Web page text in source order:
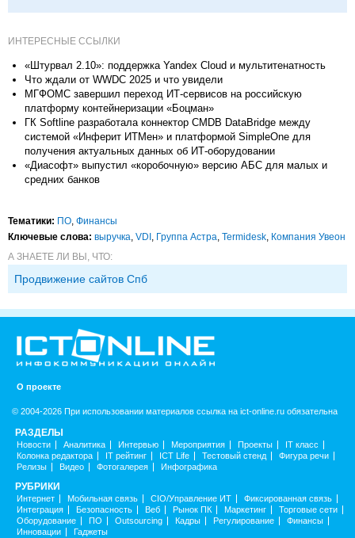
ИНТЕРЕСНЫЕ ССЫЛКИ
«Штурвал 2.10»: поддержка Yandex Cloud и мультитенатность
Что ждали от WWDC 2025 и что увидели
МГФОМС завершил переход ИТ-сервисов на российскую
платформу контейнеризации «Боцман»
ГК Softline разработала коннектор CMDB DataBridge между
системой «Инферит ИТМен» и платформой SimpleOne для
получения актуальных данных об ИТ-оборудовании
«Диасофт» выпустил «коробочную» версию АБС для малых и
средних банков
Тематики: ПО, Финансы
Ключевые слова: выручка, VDI , Группа Астра, Termidesk, Компания Увеон
А ЗНАЕТЕ ЛИ ВЫ, ЧТО:
Продвижение сайтов Спб
О проекте
© 2004-2026 При использовании материалов ссылка на ict-online.ru обязательна
РАЗДЕЛЫ
Новости Аналитика Интервью Мероприятия Проекты
IT класс
Колонка редактора
IT рейтинг ICT Life Тестовый стенд
Фигура речи
Релизы
Видео Фотогалерея Инфографика
РУБРИКИ
Интернет Мобильная связь CIO/Управление ИТ
Фиксированная связь
Интеграция
Безопасность Веб Рынок ПК Маркетинг
Торговые сети
Оборудование
ПО Outsourcing Кадры Регулирование
Финансы
Инновации
Гаджеты